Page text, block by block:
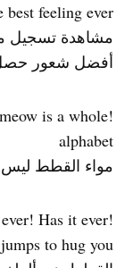
best feeling ever
مشاهدة تسجيل
أفضل شعور
is a whole
alphabet
مواء القطط ليس
Has it ever
to hug you